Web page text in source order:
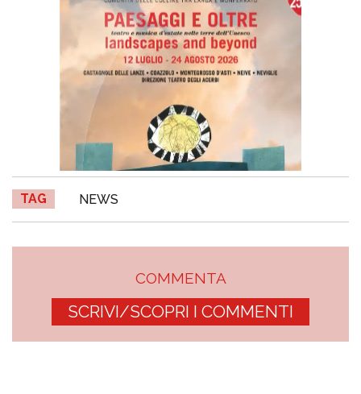
TAG NEWS
COMMENTA
SCRIVI/SCOPRI I COMMENTI